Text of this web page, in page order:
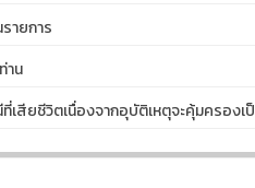
ายการ
าน
เสียชีวิตเนื่องจากอุบัติเหตุจะคุ้มครอ